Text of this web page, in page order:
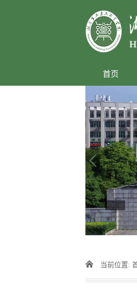
首页
当前位置: